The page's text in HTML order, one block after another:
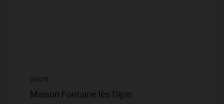
VENTE
Maison Fontaine lès Dijon